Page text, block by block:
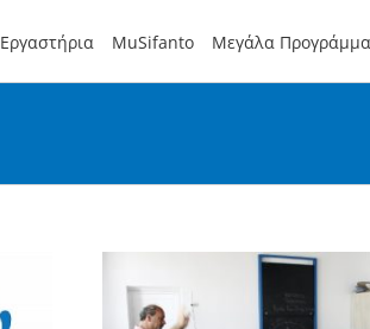
MuSifanto Μεγάλα